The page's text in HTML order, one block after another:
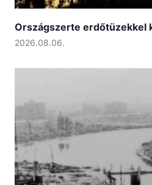
Országszerte erdőtüzekkel
2026.08.06.